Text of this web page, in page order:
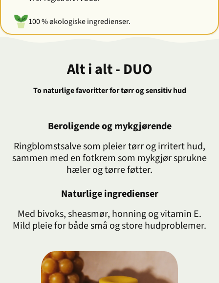
100 % økologiske ingredienser.
Alt i alt - DUO
To naturlige favoritter for tørr og sensitiv hud
Beroligende og mykgjørende
Ringblomstsalve som pleier tørr og irritert hud,
sammen med en fotkrem som mykgjør sprukne
hæler og tørre føtter.
Naturlige ingredienser
Med bivoks, sheasmør, honning og vitamin E.
Mild pleie for både små og store hudproblemer.